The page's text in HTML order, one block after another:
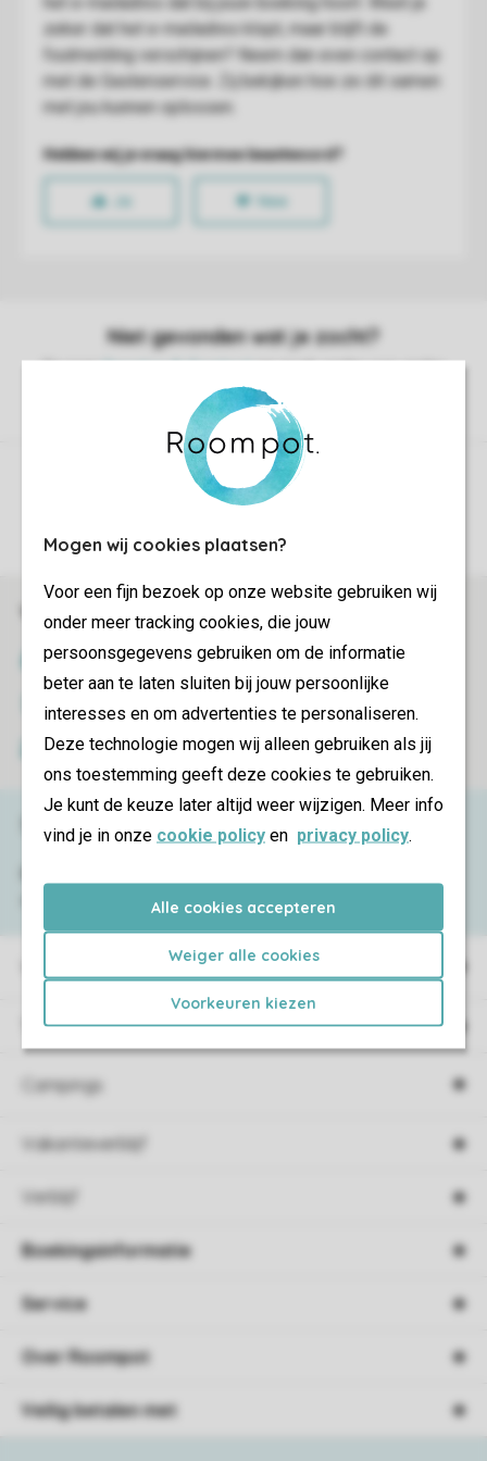
Mogen wij cookies plaatsen?
Voor een fijn bezoek op onze website gebruiken wij
onder meer tracking cookies, die jouw
persoonsgegevens gebruiken om de informatie
beter aan te laten sluiten bij jouw persoonlijke
interesses en om advertenties te personaliseren.
Deze technologie mogen wij alleen gebruiken als jij
ons toestemming geeft deze cookies te gebruiken.
Je kunt de keuze later altijd weer wijzigen. Meer info
vind je in onze cookie policy en privacy policy.
Alle cookies accepteren
Weiger alle cookies
Voorkeuren kiezen
Controle over jouw gegevens & privacy
Veilig en snel online boeken
SSL certificaat
Veilige gegevensoverdracht
Veilige betaling
Type vakantie
Campings
Vakantieverblijf
Verblijf
Service & contact
contact op met hetContact Center
Boekingsinformatie
Service
Over Roompot
Veilig betalen met